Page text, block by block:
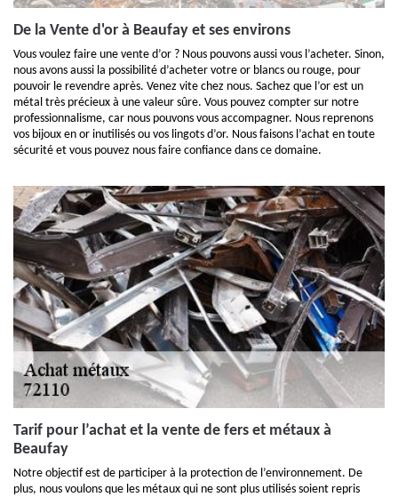
De la Vente d'or à Beaufay et ses environs
Vous voulez faire une vente d’or ? Nous pouvons aussi vous l’acheter. Sinon,
nous avons aussi la possibilité d’acheter votre or blancs ou rouge, pour
pouvoir le revendre après. Venez vite chez nous. Sachez que l’or est un
métal très précieux à une valeur sûre. Vous pouvez compter sur notre
professionnalisme, car nous pouvons vous accompagner. Nous reprenons
vos bijoux en or inutilisés ou vos lingots d’or. Nous faisons l’achat en toute
sécurité et vous pouvez nous faire confiance dans ce domaine.
Tarif pour l’achat et la vente de fers et métaux à
Beaufay
Notre objectif est de participer à la protection de l’environnement. De
plus, nous voulons que les métaux qui ne sont plus utilisés soient repris